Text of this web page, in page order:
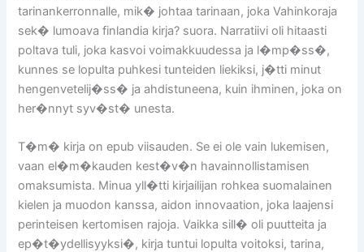
tarinankerronnalle, mik� johtaa tarinaan, joka Vahinkoraja
sek� lumoava finlandia kirja? suora. Narratiivi oli hitaasti
poltava tuli, joka kasvoi voimakkuudessa ja l�mp�ss�,
kunnes se lopulta puhkesi tunteiden liekiksi, j�tti minut
hengenvetelij�ss� ja ahdistuneena, kuin ihminen, joka on
her�nnyt syv�st� unesta.
T�m� kirja on epub viisauden. Se ei ole vain lukemisen,
vaan el�m�kauden kest�v�n havainnollistamisen
omaksumista. Minua yll�tti kirjailijan rohkea suomalainen
kielen ja muodon kanssa, aidon innovaation, joka laajensi
perinteisen kertomisen rajoja. Vaikka sill� oli puutteita ja
ep�t�ydellisyyksi�, kirja tuntui lopulta voitoksi, tarina,